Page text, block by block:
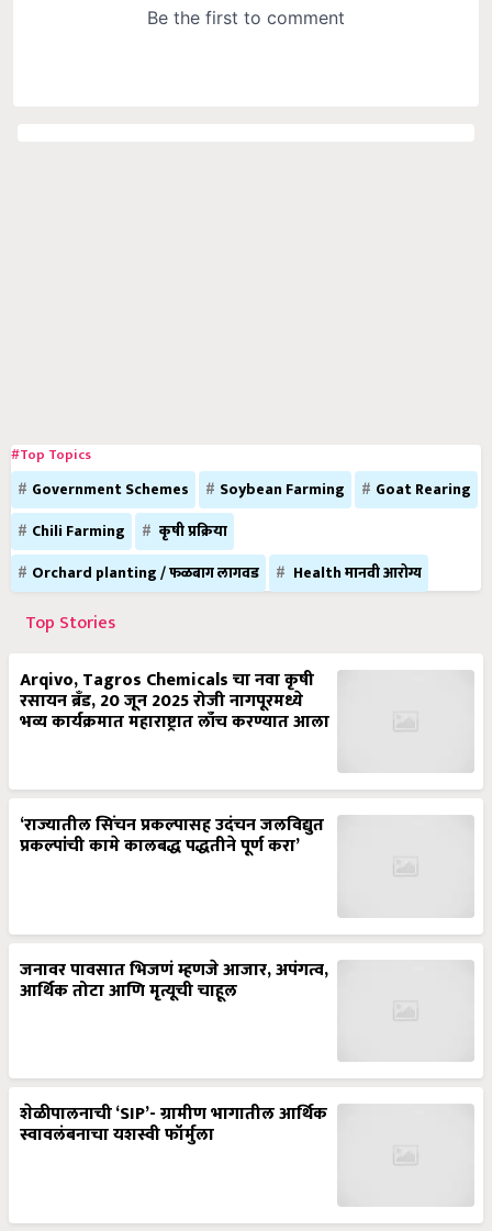
#Top Topics
Government Schemes Soybean Farming
Goat Rearing
Chili Farming
कृषी प्रक्रिया
Orchard planting / फळबाग लागवड
Health मानवी आरोग्य
Top Stories
Arqivo, Tagros Chemicals चा नवा कृषी
रसायन ब्रँड, 20 जून 2025 रोजी नागपूरमध्ये
भव्य कार्यक्रमात महाराष्ट्रात लाँच करण्यात आला
‘राज्यातील सिंचन प्रकल्पासह उदंचन जलविद्युत
प्रकल्पांची कामे कालबद्ध पद्धतीने पूर्ण करा’
जनावर पावसात भिजणं म्हणजे आजार, अपंगत्व,
आर्थिक तोटा आणि मृत्यूची चाहूल
शेळीपालनाची ‘SIP’- ग्रामीण भागातील आर्थिक
स्वावलंबनाचा यशस्वी फॉर्मुला